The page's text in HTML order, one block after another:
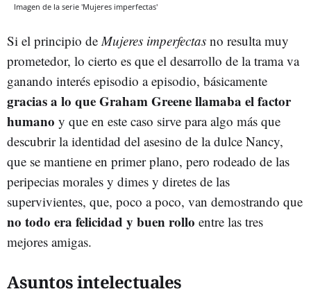
Imagen de la serie 'Mujeres imperfectas'
Si el principio de Mujeres imperfectas no resulta muy
prometedor, lo cierto es que el desarrollo de la trama va
ganando interés episodio a episodio, básicamente
gracias a lo que Graham Greene llamaba el factor
humano y que en este caso sirve para algo más que
descubrir la identidad del asesino de la dulce Nancy,
que se mantiene en primer plano, pero rodeado de las
peripecias morales y dimes y diretes de las
supervivientes, que, poco a poco, van demostrando que
no todo era felicidad y buen rollo entre las tres
mejores amigas.
Asuntos intelectuales